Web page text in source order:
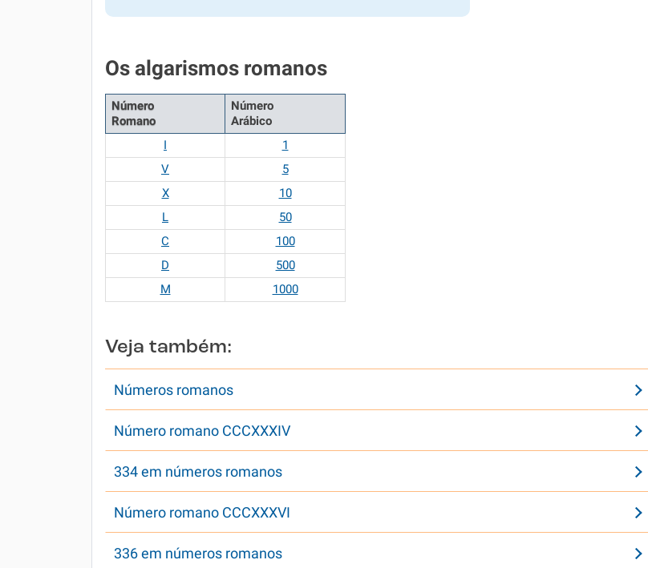
Os algarismos romanos
Número
Romano
Número
Arábico
I
1
V
5
X
10
L
50
C
100
D
500
M
1000
Veja também:
Números romanos
Número romano CCCXXXIV
334 em números romanos
Número romano CCCXXXVI
336 em números romanos